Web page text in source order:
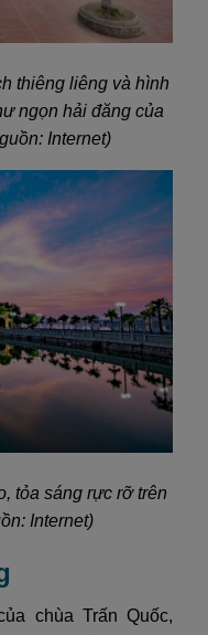
thiêng liêng và hình
ngọn hải đăng của
Internet)
tỏa sáng rực rỡ trên
Internet)
chùa Trấn Quốc,